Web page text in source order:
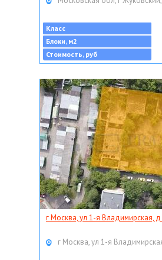
Класс
Блоки, м2
Стоимость, руб
г Москва, ул 1-я Владимирская, д
г Москва, ул 1-я